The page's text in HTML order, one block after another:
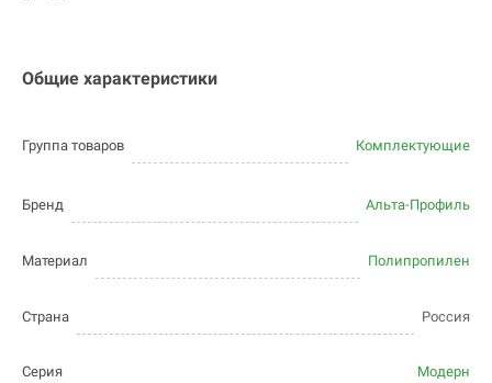
Общие характеристики
Группа товаров Комплектующие
Бренд Альта-Профиль
Материал Полипропилен
Страна Россия
Серия Модерн